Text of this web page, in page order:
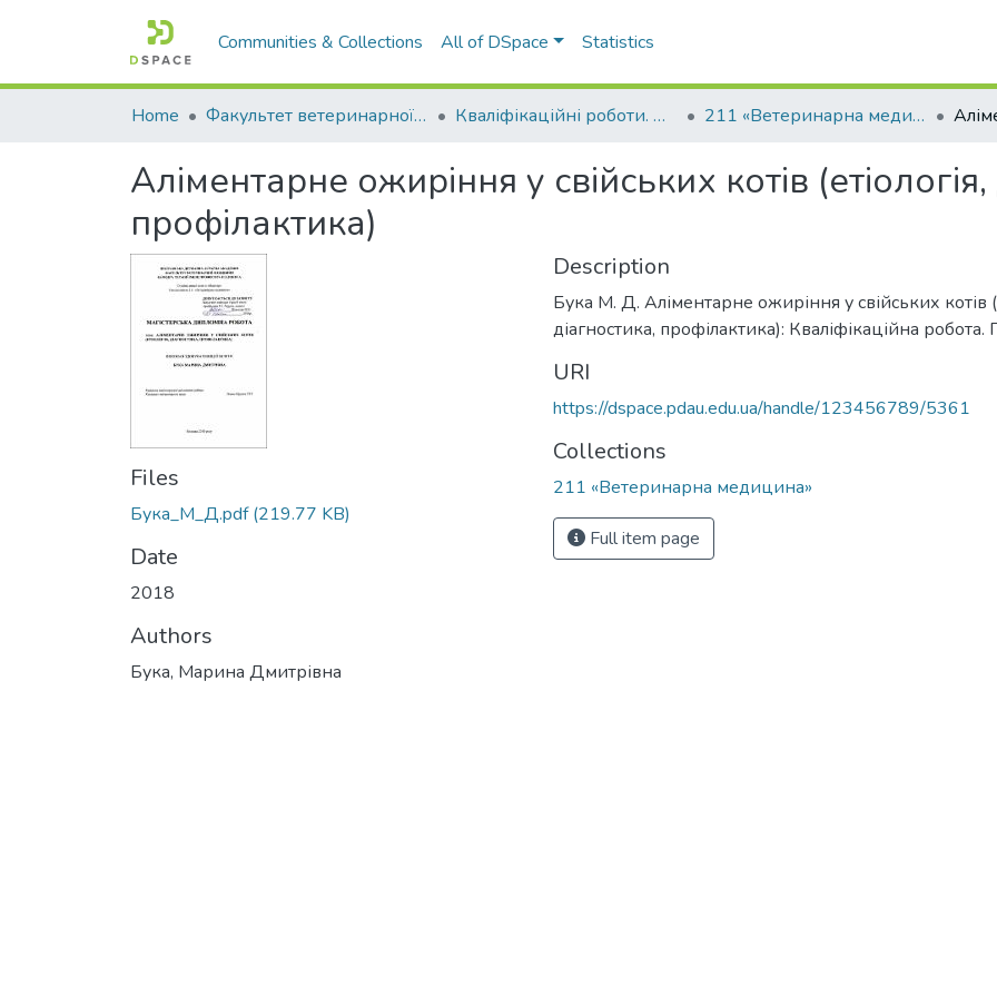
Communities & Collections All of DSpace Statistics
Home Факультет ветеринарної медицини Кваліфікаційні роботи. Факультет ветеринарної медицини 211 «Ветеринарна медицина»
Аліментарне ожиріння у свійських котів
профілактика)
Files
Бука_М_Д.pdf(219.77 KB)
Date
2018
Authors
Бука, Марина Дмитрівна
Description
Бука М. Д. Аліментарне ожиріння у свійських котів
діагностика, профілактика): Кваліфікаційна
URI
https://dspace.pdau.edu.ua/handle/123456789/5361
Collections
211 «Ветеринарна медицина»
Full item page